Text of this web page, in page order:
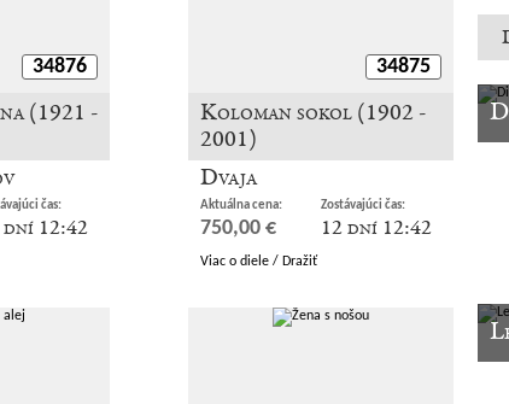
34876
(1921 -
čas:
12:42
34875
Koloman sokol (1902 -
2001)
Dvaja
Aktuálna cena:
750,00 €
Zostávajúci čas:
12 dní 12:42
Viac o diele / Dražiť